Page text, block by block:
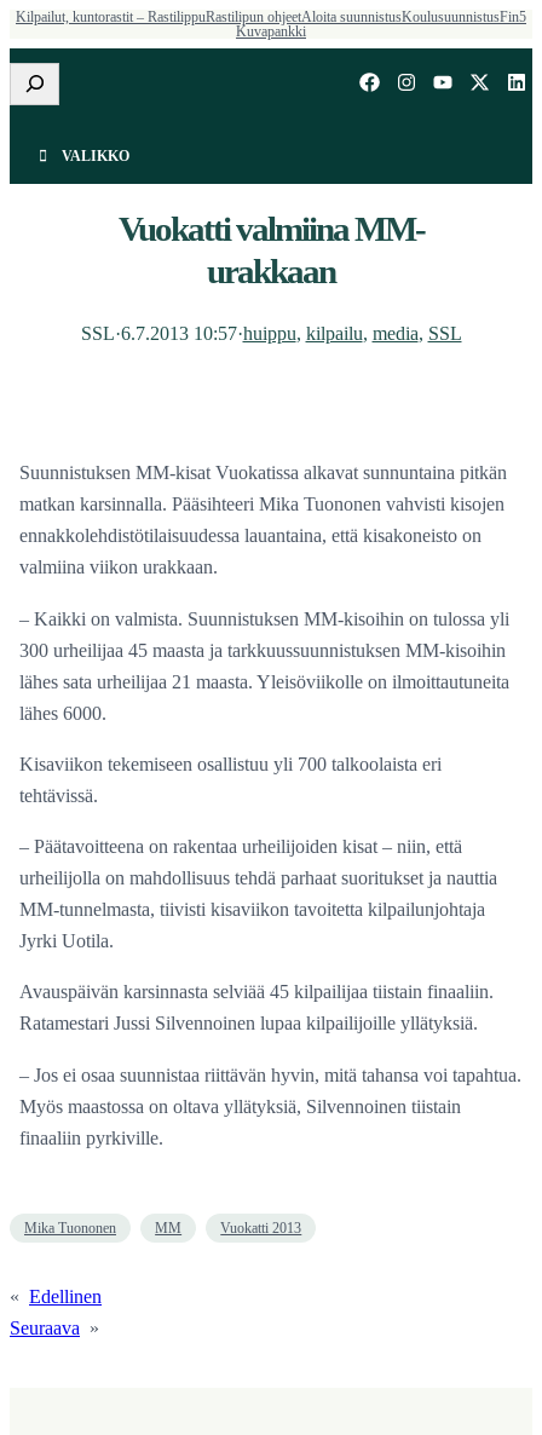
Kilpailut, kuntorastit – RastilippuRastilipun ohjeetAloita suunnistusKoulusuunnistusFin5
Kuvapankki
Etsi
VALIKKO
Vuokatti valmiina MM-
urakkaan
SSL·6.7.2013 10:57·huippu, kilpailu, media, SSL
Suunnistuksen MM-kisat Vuokatissa alkavat sunnuntaina pitkän
matkan karsinnalla. Pääsihteeri Mika Tuononen vahvisti kisojen
ennakkolehdistötilaisuudessa lauantaina, että kisakoneisto on
valmiina viikon urakkaan.
– Kaikki on valmista. Suunnistuksen MM-kisoihin on tulossa yli
300 urheilijaa 45 maasta ja tarkkuussuunnistuksen MM-kisoihin
lähes sata urheilijaa 21 maasta. Yleisöviikolle on ilmoittautuneita
lähes 6000.
Kisaviikon tekemiseen osallistuu yli 700 talkoolaista eri
tehtävissä.
– Päätavoitteena on rakentaa urheilijoiden kisat – niin, että
urheilijolla on mahdollisuus tehdä parhaat suoritukset ja nauttia
MM-tunnelmasta, tiivisti kisaviikon tavoitetta kilpailunjohtaja
Jyrki Uotila.
Avauspäivän karsinnasta selviää 45 kilpailijaa tiistain finaaliin.
Ratamestari Jussi Silvennoinen lupaa kilpailijoille yllätyksiä.
– Jos ei osaa suunnistaa riittävän hyvin, mitä tahansa voi tapahtua.
Myös maastossa on oltava yllätyksiä, Silvennoinen tiistain
finaaliin pyrkiville.
Mika Tuononen MM Vuokatti 2013
« Edellinen
Seuraava »